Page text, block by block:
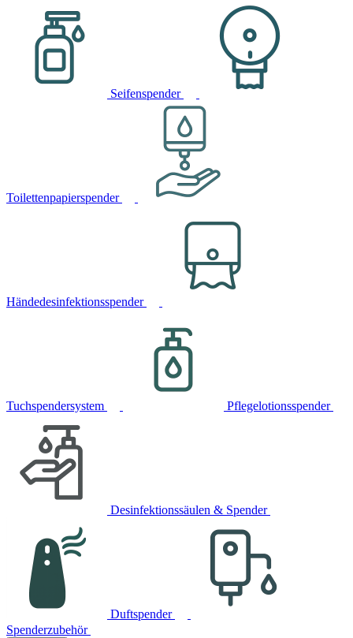
Seifenspender
Toilettenpapierspender
Händedesinfektionsspender
Tuchspendersystem Pflegelotionsspender
Desinfektionssäulen & Spender
Duftspender
Spenderzubehör